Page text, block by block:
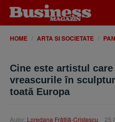
HOME ARTA SI SOCIETATE
Cine este artistul
vreascurile în
toată Europa
Autor: Loredana Frăţilă-Cristescu 25